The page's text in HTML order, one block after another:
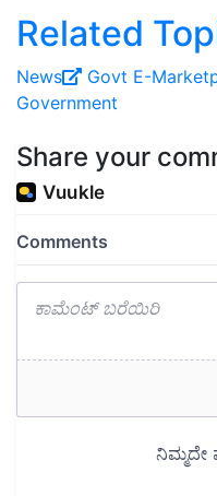
Related
News Govt E-
Government
Share your